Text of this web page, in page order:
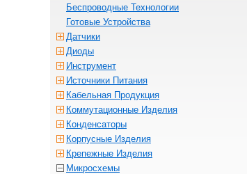
Беспроводные Технологии
Готовые Устройства
Датчики
Диоды
Инструмент
Источники Питания
Кабельная Продукция
Коммутационные Изделия
Конденсаторы
Корпусные Изделия
Крепежные Изделия
Микросхемы